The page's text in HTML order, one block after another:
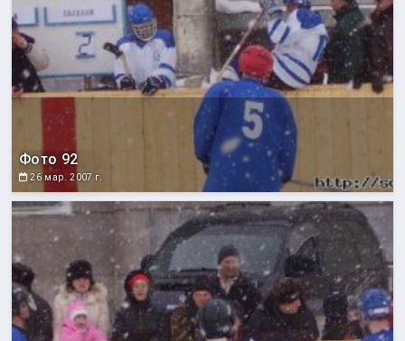
Фото 92
26 мар. 2007 г.